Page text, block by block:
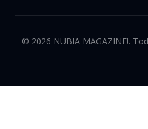
© 2026 NUBIA MAGAZINE!.